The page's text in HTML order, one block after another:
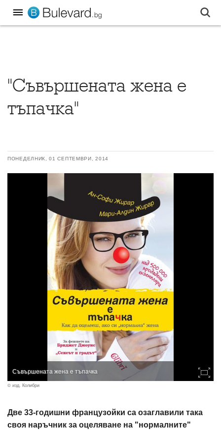
"Съвършената жена е
тъпачка"
ПОНЕДЕЛНИК, 01 СЕПТЕМВРИ, 2014
Съвършената жена е тъпачка
© изд. Колибри
Две 33-годишни французойки са озаглавили така
своя наръчник за оцеляване на "нормалните"